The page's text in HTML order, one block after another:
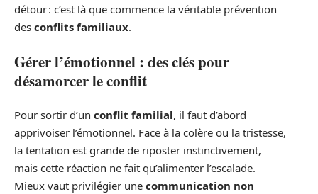
détour : c’est là que commence la véritable prévention
des conflits familiaux.
Gérer l’émotionnel : des clés pour
désamorcer le conflit
Pour sortir d’un conflit familial, il faut d’abord
apprivoiser l’émotionnel. Face à la colère ou la tristesse,
la tentation est grande de riposter instinctivement,
mais cette réaction ne fait qu’alimenter l’escalade.
Mieux vaut privilégier une communication non